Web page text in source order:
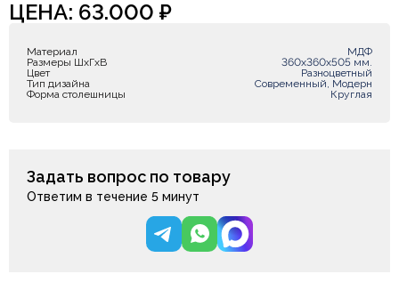
ЦЕНА: 63.000 ₽
Материал
МДФ
Размеры ШxГxВ
360х360х505 мм.
Цвет
Разноцветный
Тип дизайна
Современный, Модерн
Форма столешницы
Круглая
Задать вопрос по товару
Ответим в течение 5 минут